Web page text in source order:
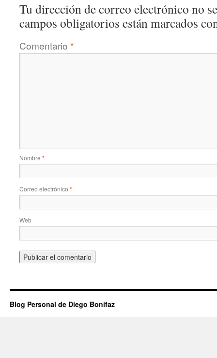
Tu dirección de correo electrónico no
campos obligatorios están marcados
Comentario *
Nombre *
Correo electrónico *
Web
Blog Personal de Diego Bonifaz